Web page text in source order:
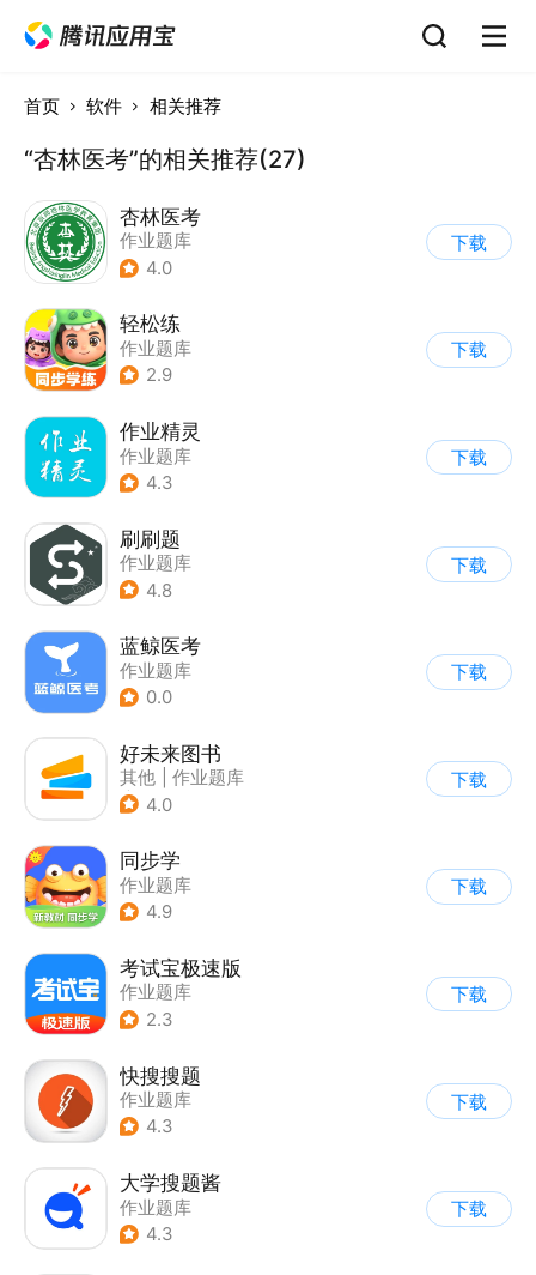
首页 软件 相关推荐
“杏林医考”的相关推荐(27)
杏林医考
作业题库
4.0
下载
轻松练
作业题库
2.9
下载
作业精灵
作业题库
4.3
下载
刷刷题
作业题库
4.8
下载
蓝鲸医考
作业题库
0.0
下载
好未来图书
其他
作业题库
| 学生课堂
4.0
下载
同步学
作业题库
4.9
下载
考试宝极速版
作业题库
2.3
下载
快搜搜题
作业题库
4.3
下载
大学搜题酱
作业题库
4.3
下载